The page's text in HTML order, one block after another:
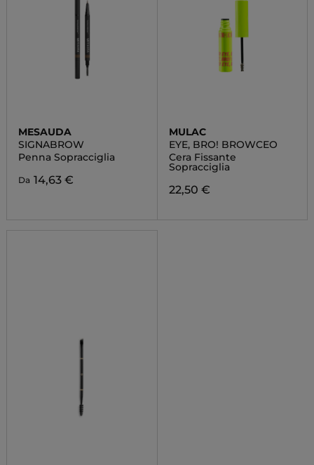
MESAUDA
SIGNABROW
Penna Sopracciglia
Da 14,63 €
MULAC
EYE, BRO! BROWCEO
Cera Fissante
Sopracciglia
22,50 €